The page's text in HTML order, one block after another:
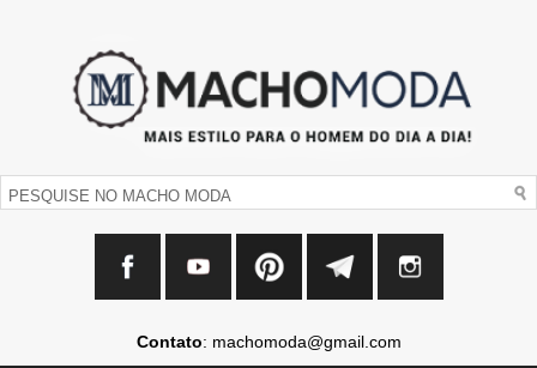
Contato: machomoda@gmail.com